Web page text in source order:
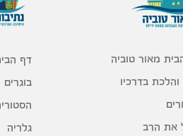
מאור טוביה
והלכת בדרכיו
את הרב
דף
בוגרים
גלריה